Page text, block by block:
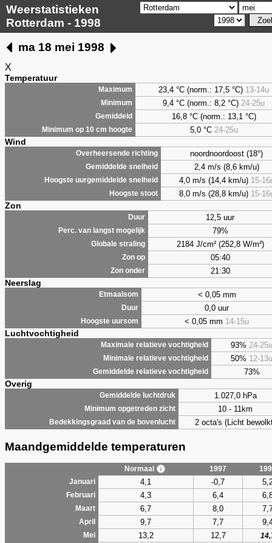
Weerstatistieken
Rotterdam - 1998
ma 18 mei 1998
X
Temperatuur
Maximum 23,4 °C (norm.: 17,5 °C) 13-14u
Minimum 9,4 °C (norm.: 8,2 °C) 24-25u
Gemiddeld 16,8 °C (norm.: 13,1 °C)
Minimum op 10 cm hoogte 5,0°C 24-25u
Wind
Overheersende richting noordnoordoost (18°)
Gemiddelde snelheid 2,4 m/s (8,6 km/u)
Hoogste uurgemiddelde snelheid 4,0 m/s (14,4 km/u) 15-
Hoogste stoot 8,0 m/s (28,8 km/u) 15-
Zon
Duur 12,5 uur
Perc. van langst mogelijk 79%
Globale straling 2184 J/cm² (252,8 W/m²)
Zon op 05:40
Zon onder 21:30
Neerslag
Etmaalsom < 0,05 mm
Duur 0,0 uur
Hoogste uursom < 0,05 mm 14-15u
Luchtvochtigheid
Maximale relatieve vochtigheid 93% 24-25u
Minimale relatieve vochtigheid 50% 12-13u
Gemiddelde relatieve vochtigheid 73%
Overig
Gemiddelde luchtdruk 1.027,0 hPa
Minimum opgetreden zicht 10 - 11km
Bedekkingsgraad van de bovenlucht 2 octa's (Licht
Maandgemiddelde temperaturen
Normaal 1997
Januari
4,1 -0,7
Februari 4,3 6,4
Maart 6,7 8,0
April 9,7 7,7
Mei 13,2 12,7